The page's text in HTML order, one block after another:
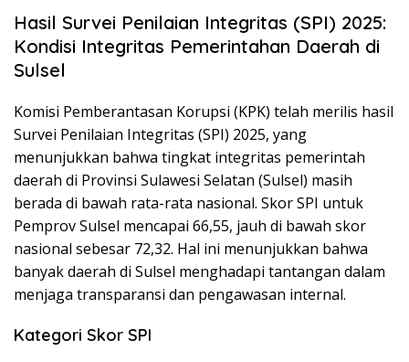
Hasil Survei Penilaian Integritas (SPI) 2025:
Kondisi Integritas Pemerintahan Daerah di
Sulsel
Komisi Pemberantasan Korupsi (KPK) telah merilis hasil
Survei Penilaian Integritas (SPI) 2025, yang
menunjukkan bahwa tingkat integritas pemerintah
daerah di Provinsi Sulawesi Selatan (Sulsel) masih
berada di bawah rata-rata nasional. Skor SPI untuk
Pemprov Sulsel mencapai 66,55, jauh di bawah skor
nasional sebesar 72,32. Hal ini menunjukkan bahwa
banyak daerah di Sulsel menghadapi tantangan dalam
menjaga transparansi dan pengawasan internal.
Kategori Skor SPI